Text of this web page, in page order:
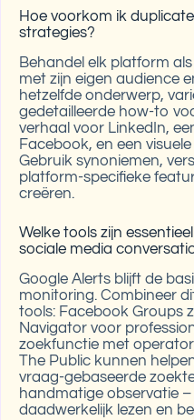
Hoe voorkom ik
strategies?
Behandel elk platform
met zijn eigen audience
hetzelfde onderwerp,
gedetailleerde how-to
verhaal voor LinkedIn,
Facebook, en een
Gebruik synoniemen,
platform-specifieke
creëren.
Welke tools zijn
sociale media
Google Alerts blijft de
monitoring. Combineer
tools: Facebook Groups
Navigator voor
zoekfunctie met
The Public kunnen
vraag-gebaseerde
handmatige observatie
daadwerkelijk lezen en